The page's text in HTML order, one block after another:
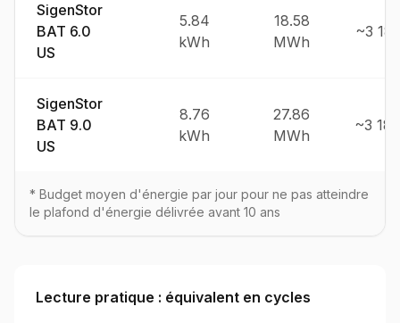
SigenStor
BAT 6.0
US
5.84
kWh
18.58
MWh
~3 182
SigenStor
BAT 9.0
US
8.76
kWh
27.86
MWh
~3 180
* Budget moyen d'énergie par jour pour ne pas atteindre
le plafond d'énergie délivrée avant 10 ans
Lecture pratique : équivalent en cycles